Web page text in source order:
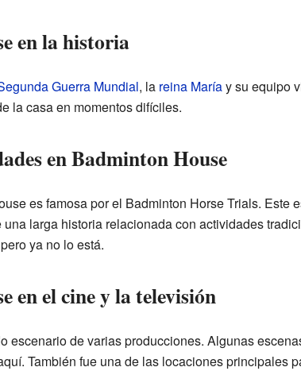
en la historia
Guerra Mundial, la reina Maríay su equipo
la casa en momentos difíciles.
en Badminton House
es famosa por el Badminton Horse Trials. Este
larga historia relacionada con actividades
ya no lo está.
en el cine y la televisión
escenario de varias producciones. Algunas
También fue una de las locaciones principales